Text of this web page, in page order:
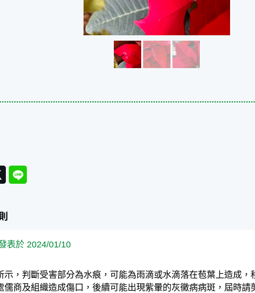
Line
表於 2024/01/10
示，判斷受害部分為水痕，可能為雨滴或水滴落在苞葉上造成，
儒商及組織造成傷口，後續可能出現紫暈的灰黴病病斑，屆時